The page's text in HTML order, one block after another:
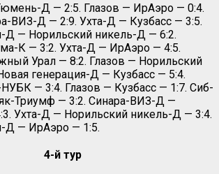
Д — 2:5. Глазов — ИрАэро — 0:4.
ВИЗ-Д — 2:9. Ухта-Д — Кузбасс — 3:5.
Д — Норильский никель-Д — 6:2.
К — 3:2. Ухта-Д — ИрАэро — 4:5.
Урал — 8:2. Глазов — Норильский
генерация-Д — Кузбасс — 5:4.
— 3:4. Глазов — Кузбасс — 1:7. Сиб-
Триумф — 3:2. Синара-ВИЗ-Д —
Ухта-Д — Норильский никель-Д — 3:4.
Д — ИрАэро — 1:5.
4-й тур